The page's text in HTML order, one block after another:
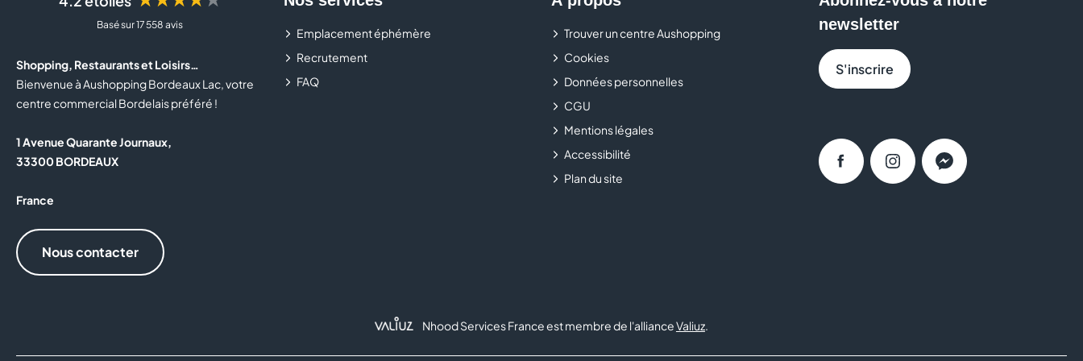
Rendez-vous dans votre boutiqueParfoisau sein du centre
collections inspirées des tendances du moment.
Basé sur 17 558 avis
Shopping, Restaurants et Loisirs…
Bienvenue à Aushopping Bordeaux Lac, votre
centre commercial Bordelais préféré !
1 Avenue Quarante Journaux,
33300 BORDEAUX
France
Nous contacter
Emplacement éphémère
Recrutement
FAQ
Trouver un centre Aushopping
Cookies
Données personnelles
CGU
Mentions légales
Accessibilité
Plan du site
newsletter
S'inscrire
FacebookInstagramMessenger
Nhood Services France est membre de l'allianceValiuz.